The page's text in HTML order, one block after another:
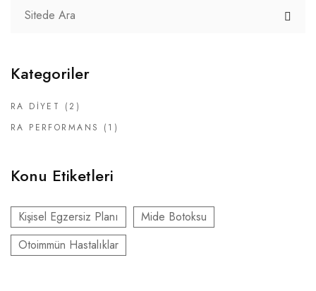
Kategoriler
RA DIYET
(2)
RA PERFORMANS
(1)
Konu Etiketleri
Kişisel Egzersiz Planı
Mide Botoksu
Otoimmün Hastalıklar